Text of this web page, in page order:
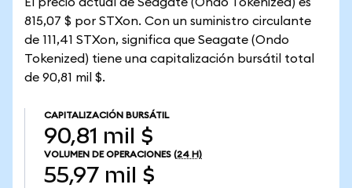
815,07 $ por STXon. Con un suministro circulante
de 111,41 STXon, significa que Seagate (Ondo
Tokenized) tiene una capitalización bursátil total
de 90,81 mil $.
CAPITALIZACIÓN BURSÁTIL
90,81 mil $
VOLUMEN DE OPERACIONES (24 H)
55,97 mil $